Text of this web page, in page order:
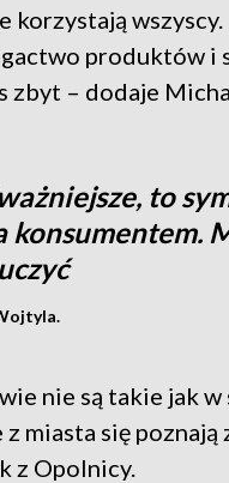
korzystają
produktów
zbyt – dodaje
to
konsumentem.
nie są takie jak
miasta się
z Opolnicy.